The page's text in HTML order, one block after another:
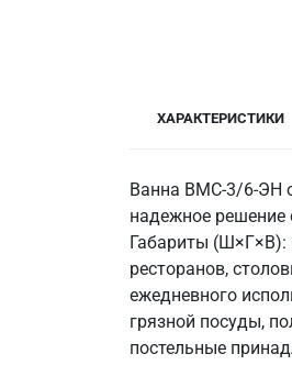
ХАРАКТЕРИСТИКИ
Ванна ВМС-3/6-ЭН
надежное решение
Габариты (Ш×Г×В):
ресторанов,
ежедневного
грязной посуды,
постельные